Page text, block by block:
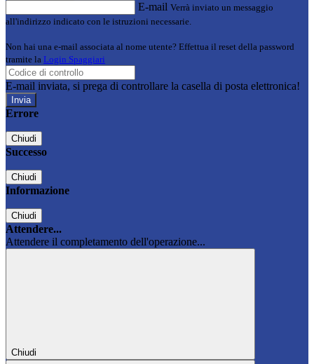
E-mail Verrà inviato un messaggio
all'indirizzo indicato con le istruzioni necessarie.
Non hai una e-mail associata al nome utente? Effettua il reset della password
tramite la Login Spaggiari
E-mail inviata, si prega di controllare la casella di posta elettronica!
Errore
Chiudi
Successo
Chiudi
Informazione
Chiudi
Attendere...
Attendere il completamento dell'operazione...
Chiudi